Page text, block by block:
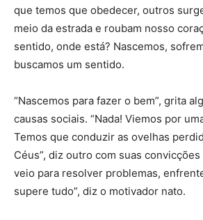
que temos que obedecer, outros
meio da estrada e roubam nosso
sentido, onde está? Nascemos,
buscamos um sentido.
“Nascemos para fazer o bem”, grita
causas sociais. “Nada! Viemos por
Temos que conduzir as ovelhas
Céus”, diz outro com suas
veio para resolver problemas,
supere tudo”, diz o motivador nato.